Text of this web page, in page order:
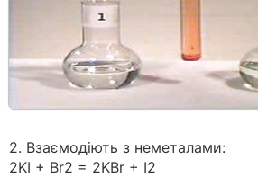
2. Взаємодіють з неметалами:
2KI + Br2 = 2KBr + I2